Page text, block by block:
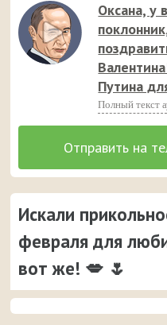
Оксана, у
Путина
Полный текст
Искали
февраля для
вот же! 💋 🌷